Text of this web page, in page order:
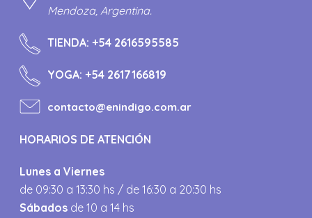
Mendoza, Argentina.
TIENDA:+54 2616595585
YOGA:+54 2617166819
contacto@enindigo.com.ar
HORARIOS DE ATENCIÓN
Lunes a Viernes
de 09:30 a 13:30 hs / de 16:30 a 20:30 hs
Sábados de 10 a 14 hs